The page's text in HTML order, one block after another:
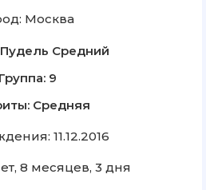
Москва
Средний
Группа: 9
Средняя
11.12.2016
8 месяцев, 3 дня